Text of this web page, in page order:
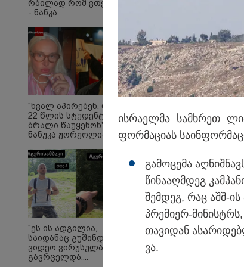
"მალანიებმა და
სერიოზულ
რბი­ლად რომ ვთქვა!"
- ნანკა
გიორგი ბარამიძის
განცხადებას
ეხმაურება
"ხვალ აპირებენ, რომ
22 წლის სტუდენტს
ბრალი წაუყენონ" -
ნანუკა ჟორჟოლიანის
"ეს ის ადგილია,
საიდანაც გუშინდელი
ვიდეო ვირუსულად
გავრცელდა....
ის­რა­ელ­მა სამ­ხრეთ
ფორ­მა­ცი­ას
გა­მო­ცე­მა
წი­ნა­აღ­მდეგ
შემ­დეგ, რაც აშშ-
პრე­მი­ერ-
თა­ვი­დან
ვა.